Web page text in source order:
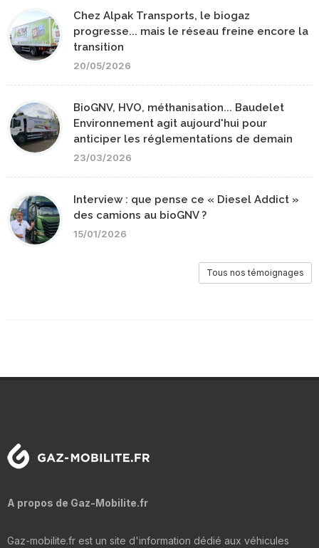
Chez Alpak Transports, le biogaz
progresse... mais le réseau freine encore la
transition
20/05/2026
BioGNV, HVO, méthanisation... Baudelet
Environnement agit aujourd'hui pour
anticiper les réglementations de demain
23/03/2026
Interview : que pense ce « Diesel Addict »
des camions au bioGNV ?
15/01/2026
Tous nos témoignages
A propos de Gaz-Mobilite.fr
Gaz-mobilite.fr est un site d'information dédié aux véhicules